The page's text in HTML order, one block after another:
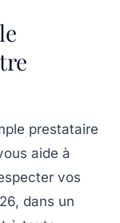
prestataire
aide à
vos
dans un